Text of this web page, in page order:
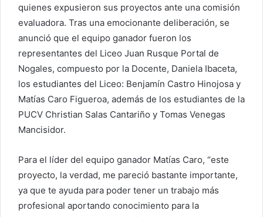
quienes expusieron sus proyectos ante una comisión
evaluadora. Tras una emocionante deliberación, se
anunció que el equipo ganador fueron los
representantes del Liceo Juan Rusque Portal de
Nogales, compuesto por la Docente, Daniela Ibaceta,
los estudiantes del Liceo: Benjamín Castro Hinojosa y
Matías Caro Figueroa, además de los estudiantes de la
PUCV Christian Salas Cantariño y Tomas Venegas
Mancisidor.
Para el líder del equipo ganador Matías Caro, “este
proyecto, la verdad, me pareció bastante importante,
ya que te ayuda para poder tener un trabajo más
profesional aportando conocimiento para la